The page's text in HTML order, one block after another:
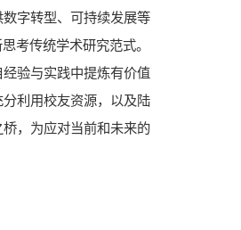
字转型、可持续发展等
考传统学术研究范式。
验与实践中提炼有价值
利用校友资源，以及陆
，为应对当前和未来的